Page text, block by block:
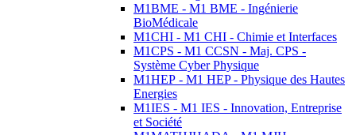
M1BME - M1 BME - Ingénierie
BioMédicale
M1CHI - M1 CHI - Chimie et Interfaces
M1CPS - M1 CCSN - Maj. CPS -
Système Cyber Physique
M1HEP - M1 HEP - Physique des Hautes
Energies
M1IES - M1 IES - Innovation, Entreprise
et Société